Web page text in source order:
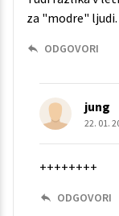
za "modre" ljudi.
ODGOVORI
jung
22. 01.
++++++++
ODGOVORI